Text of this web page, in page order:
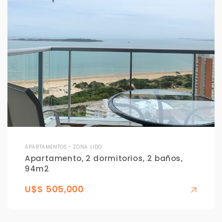
APARTAMENTOS - ZONA LIDO
Apartamento, 2 dormitorios, 2 baños,
94m2
U$S 505,000